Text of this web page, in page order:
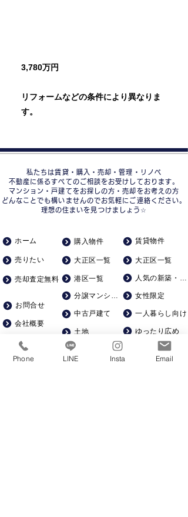
3,780万円
リフォームなどの条件により異なりま
す。
私たちは賃貸・購入・売却・管理・リノベ
不動産に係るすべてのご相談をお受けしております。
マンション・戸建てをお探しの方・売却をお考えの方
どんなことでも構いませんのでお気軽にご連絡ください。
理想の住まいを見つけましょう☆
ホーム
売りたい
購入物件
大正区一覧
売却査定無料
求人募集
お問合せ
会社概要
中古戸建て
土地
港区一覧
一棟マンション
賃貸物件
大正区一覧
女性限定
一人暮らし向け
ゆったり広め
ペット飼育可
Phone LINE Insta Email